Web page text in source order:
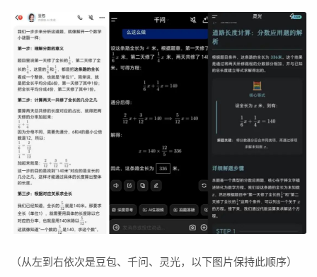
（从左到右依次是豆包、千问、灵光，以下图片保持此顺序）